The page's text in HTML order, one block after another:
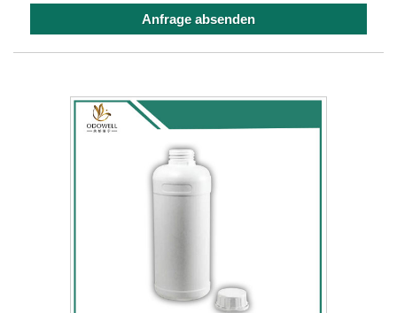
Anfrage absenden